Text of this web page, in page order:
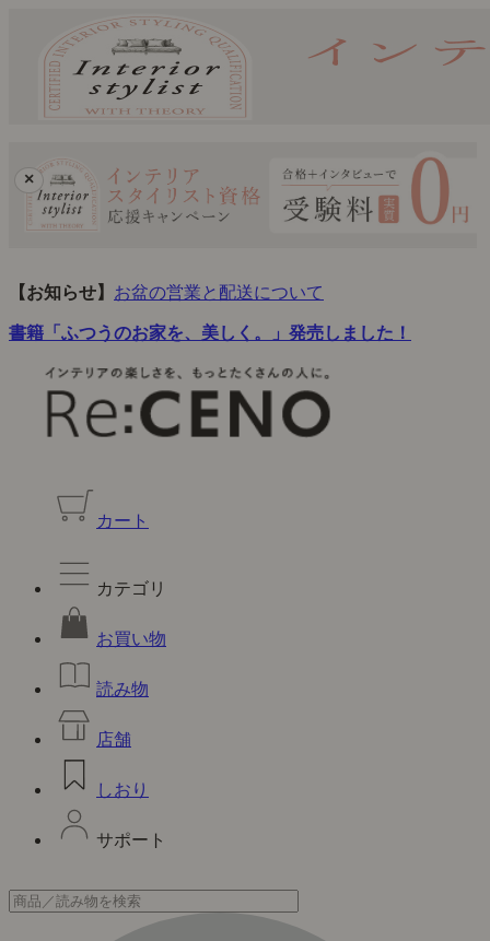
×
【お知らせ】 お盆の営業と配送について
書籍「ふつうのお家を、美しく。」発売しました！
カート
カテゴリ
お買い物
読み物
店舗
しおり
サポート